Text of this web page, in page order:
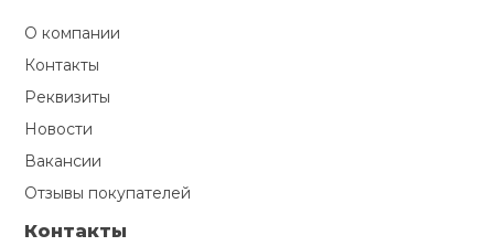
О компании
Контакты
Реквизиты
Новости
Вакансии
Отзывы покупателей
Контакты